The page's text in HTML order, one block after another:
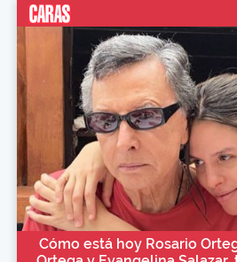
Cómo está hoy Rosario